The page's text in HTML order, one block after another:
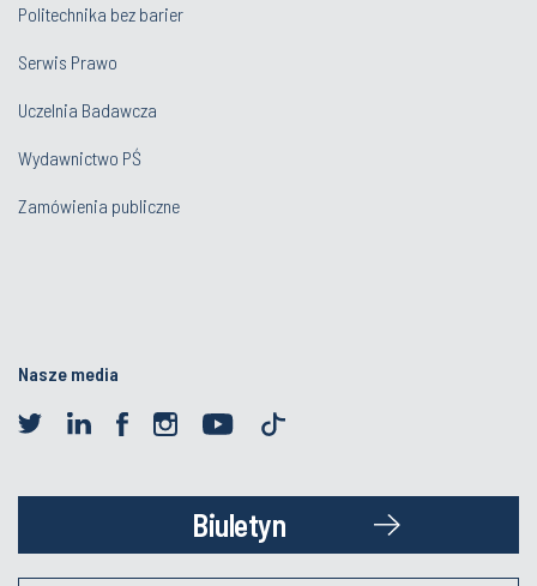
Politechnika bez barier
Serwis Prawo
Uczelnia Badawcza
Wydawnictwo PŚ
Zamówienia publiczne
Nasze media
Biuletyn